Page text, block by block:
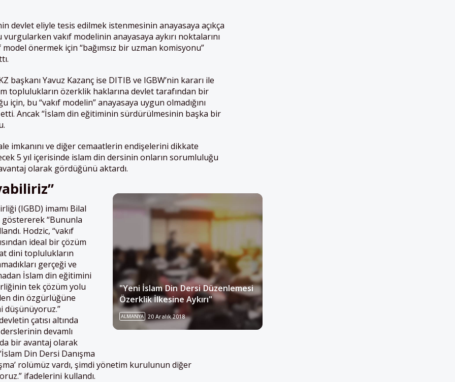
devlet eliyle tesis edilmek istenmesinin anayasaya açıkça
vakıf modelinin anayasaya aykırı noktalarını
önermek için “bağımsız bir uzman komisyonu”
başkanı Yavuz Kazanç ise DITIB ve IGBW’nin kararı ile
toplulukların özerklik haklarına devlet tarafından bir
için, bu “vakıf modelin” anayasaya uygun olmadığını
Ancak “İslam din eğitiminin sürdürülmesinin başka bir
imkanını ve diğer cemaatlerin endişelerini dikkate
5 yıl içerisinde islam din dersinin onların sorumluluğu
olarak gördüğünü aktardı.
"Yeni İslam Din Dersi Düzenlemesi
Özerklik İlkesine Aykırı"
ALMANYA 20 Aralık 2018
(IGBD) imamı Bilal
“Bununla
Hodzic, “vakıf
ideal bir çözüm
dini toplulukların
gerçeği ve
İslam din eğitimini
tek çözüm yolu
din özgürlüğüne
düşünüyoruz.”
çatısı altında
devamlı
bir avantaj olarak
Din Dersi Danışma
rolümüz vardı, şimdi yönetim kurulunun diğer
ifadelerini kullandı.